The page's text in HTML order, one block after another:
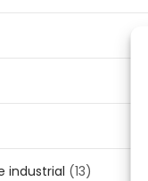
industrial (13)